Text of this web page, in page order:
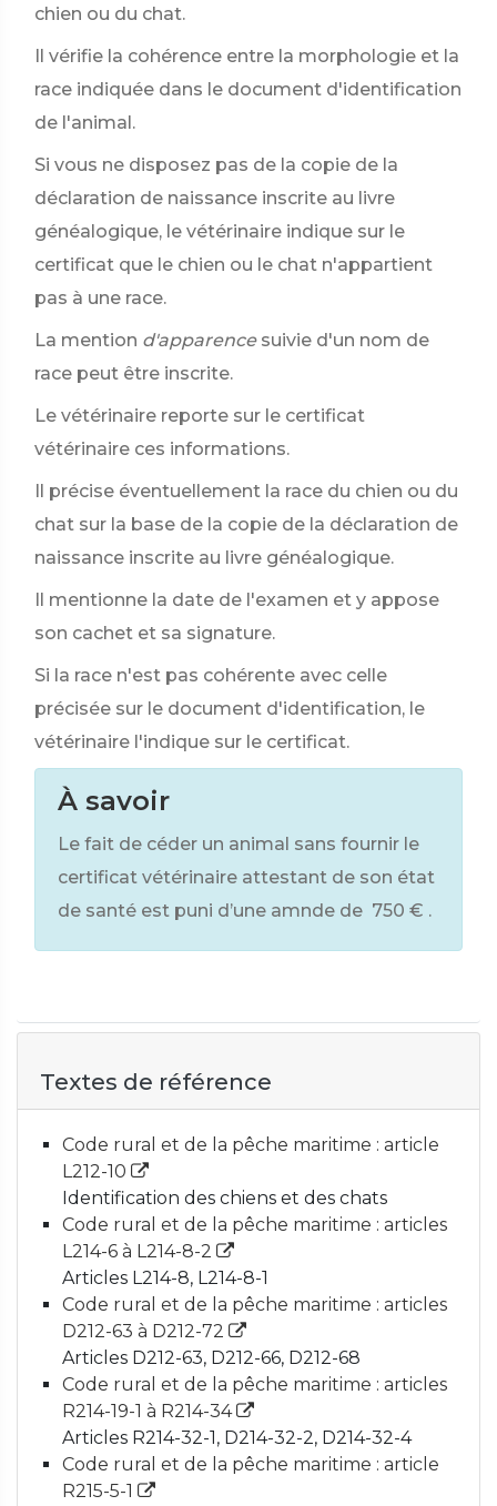
chien ou du chat.
Il vérifie la cohérence entre la morphologie et la
race indiquée dans le document d'identification
de l'animal.
Si vous ne disposez pas de la copie de la
déclaration de naissance inscrite au livre
généalogique, le vétérinaire indique sur le
certificat que le chien ou le chat n'appartient
pas à une race.
La mention d'apparence suivie d'un nom de
race peut être inscrite.
Le vétérinaire reporte sur le certificat
vétérinaire ces informations.
Il précise éventuellement la race du chien ou du
chat sur la base de la copie de la déclaration de
naissance inscrite au livre généalogique.
Il mentionne la date de l'examen et y appose
son cachet et sa signature.
Si la race n'est pas cohérente avec celle
précisée sur le document d'identification, le
vétérinaire l'indique sur le certificat.
À savoir
Le fait de céder un animal sans fournir le
certificat vétérinaire attestant de son état
de santé est puni d’une amnde de 750 € .
Textes de référence
Code rural et de la pêche maritime : article
L212-10
Identification des chiens et des chats
Code rural et de la pêche maritime : articles
L214-6 à L214-8-2
Articles L214-8, L214-8-1
Code rural et de la pêche maritime : articles
D212-63 à D212-72
Articles D212-63, D212-66, D212-68
Code rural et de la pêche maritime : articles
R214-19-1 à R214-34
Articles R214-32-1, D214-32-2, D214-32-4
Code rural et de la pêche maritime : article
R215-5-1